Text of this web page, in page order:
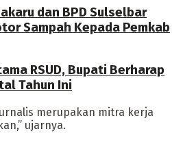
dan BPD Sulselbar
Sampah Kepada Pemkab
RSUD, Bupati Berharap
Tahun Ini
merupakan mitra kerja
ujarnya.